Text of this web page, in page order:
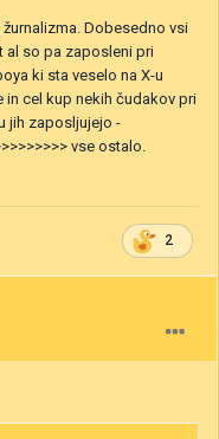
Dobesedno vsi
al so pa zaposleni pri
ki sta veselo na X-u
cel kup nekih čudakov pri
jih zaposljujejo -
vse ostalo.
2